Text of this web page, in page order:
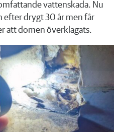
vattenskada. Nu
efter drygt 30 år men får
att domen överklagats.